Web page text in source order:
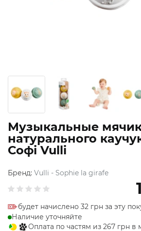
Музыкальные
натурального
Софі Vulli
Бренд: Vulli - Sophie la girafe
будет начислено 32 грн за эту
Наличие уточняйте
Оплата по частям из 267 грн в